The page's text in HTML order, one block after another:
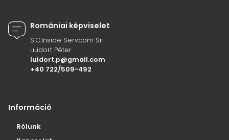
Romániai képviselet
S.C.Inside Servcom Srl.
Luidort Péter
luidort.p@gmail.com
+40 722/509-492
Információ
Rólunk